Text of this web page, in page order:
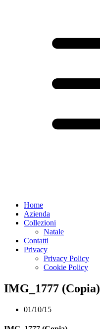
Home
Azienda
Collezioni
Natale
Contatti
Privacy
Privacy Policy
Cookie Policy
IMG_1777 (Copia)
01/10/15